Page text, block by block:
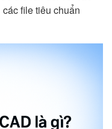
file tiêu chuẩn